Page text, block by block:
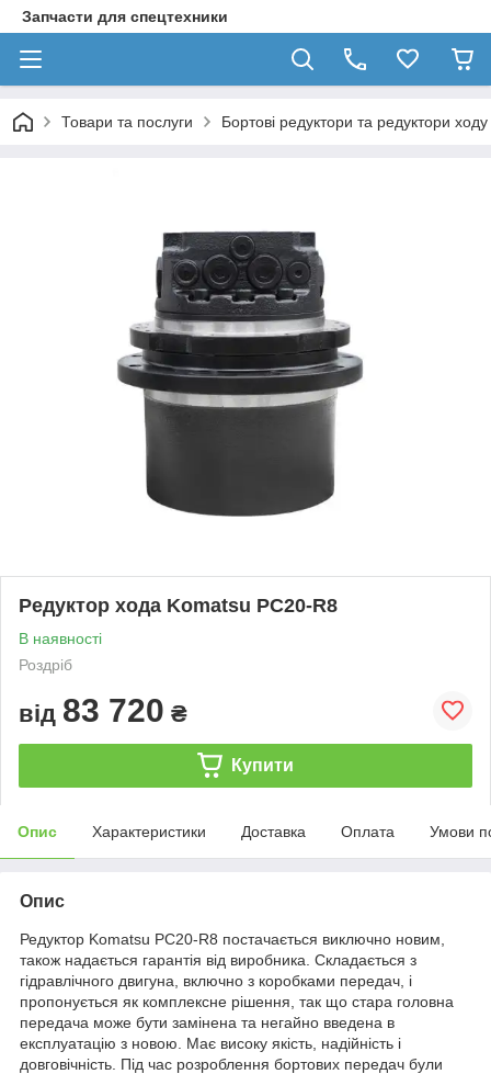
Запчасти для спецтехники
Товари та послуги Бортові редуктори та редуктори
Редуктор хода Komatsu PC20-R8
В наявності
Роздріб
від 83 720 ₴
Купити
Опис Характеристики Доставка Оплата Умови
Опис
Редуктор Komatsu PC20-R8 постачається виключно новим,
також надається гарантія від виробника. Складається з
гідравлічного двигуна, включно з коробками передач, і
пропонується як комплексне рішення, так що стара головна
передача може бути замінена та негайно введена в
експлуатацію з новою. Має високу якість, надійність і
довговічність. Під час розроблення бортових передач були